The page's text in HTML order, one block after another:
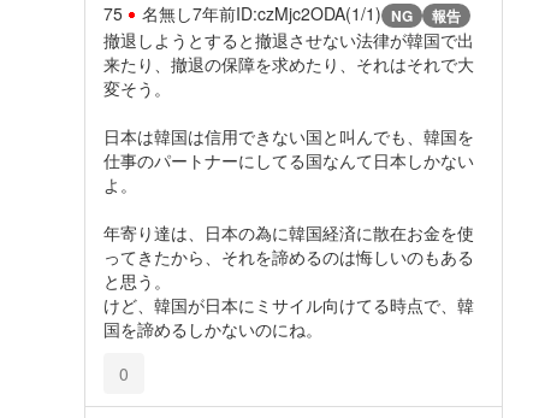
75 名無し7年前ID:czMjc2ODA(1/1) NG 報告
撤退しようとすると撤退させない法律が韓国で出
来たり、撤退の保障を求めたり、それはそれで大
変そう。
日本は韓国は信用できない国と叫んでも、韓国を
仕事のパートナーにしてる国なんて日本しかない
よ。
年寄り達は、日本の為に韓国経済に散在お金を使
ってきたから、それを諦めるのは悔しいのもある
と思う。
けど、韓国が日本にミサイル向けてる時点で、韓
国を諦めるしかないのにね。
0